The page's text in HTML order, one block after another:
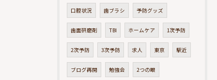
口腔状況 歯ブラシ 予防グッズ
歯面研磨剤 TBI ホームケア 1次予防
2次予防 3次予防 求人 東京 駅近
ブログ再開 勉強会 2つの眼